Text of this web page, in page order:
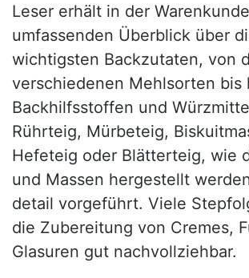
Leser erhält in der
umfassenden Überblick über
wichtigsten Backzutaten, von
verschiedenen Mehlsorten bis
Backhilfsstoffen und
Rührteig, Mürbeteig,
Hefeteig oder Blätterteig, wie
und Massen hergestellt
detail vorgeführt. Viele
die Zubereitung von Cremes,
Glasuren gut nachvollziehbar.